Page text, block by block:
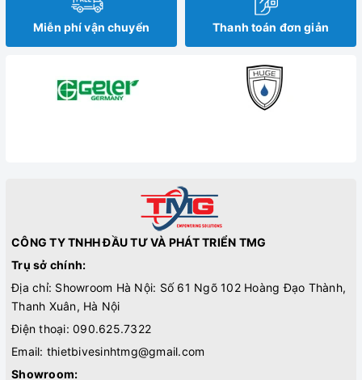
Miễn phí vận chuyển Thanh toán đơn giản
CÔNG TY TNHH ĐẦU TƯ VÀ PHÁT TRIỂN TMG
Trụ sở chính:
Địa chỉ: Showroom Hà Nội: Số 61 Ngõ 102 Hoàng Đạo Thành,
Thanh Xuân, Hà Nội
Điện thoại: 090.625.7322
Email: thietbivesinhtmg@gmail.com
Showroom: